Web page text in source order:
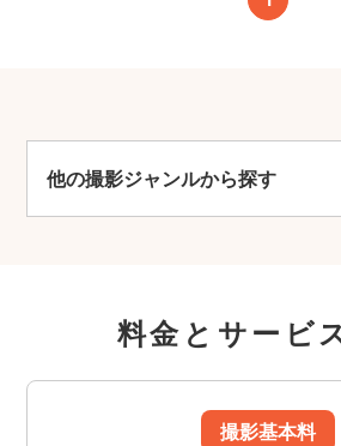
他の撮影ジャンルから探す
料金とサービ
撮影基本料